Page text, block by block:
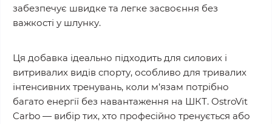
забезпечує швидке та легке засвоєння без
важкості у шлунку.
Ця добавка ідеально підходить для силових і
витривалих видів спорту, особливо для тривалих
інтенсивних тренувань, коли м’язам потрібно
багато енергії без навантаження на ШКТ. OstroVit
Carbo — вибір тих, хто професійно тренується або